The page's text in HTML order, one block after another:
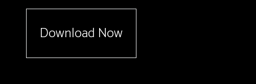
Download Now